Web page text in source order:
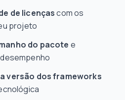
de licençascom os
projeto
do pacote e
versão dos frameworks